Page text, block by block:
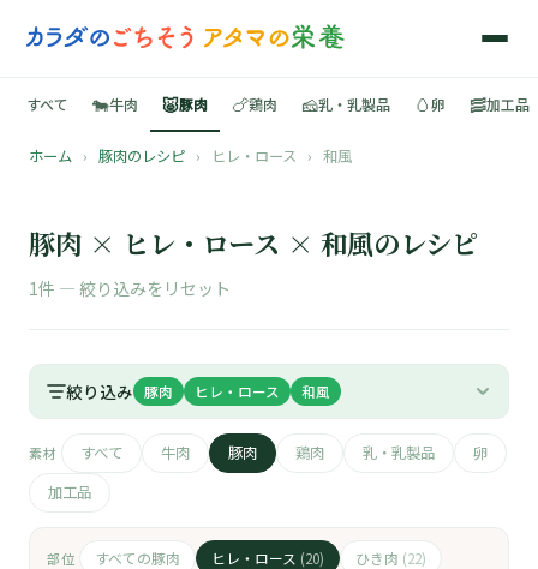
📚
🐄
🐷
🍗
すべて 🐄牛肉 🐷豚肉 🍗鶏肉 🧀乳・乳製品 🥚卵 🥓加工品
ホーム › 豚肉のレシピ › ヒレ・ロース › 和風
豚肉 × ヒレ・ロース × 和風のレシピ
1件 — 絞り込みをリセット
絞り込み 豚肉 ヒレ・ロース 和風
素材 すべて 牛肉 豚肉 鶏肉 乳・乳製品
卵
加工品
部位 すべての豚肉 ヒレ・ロース (20) ひき肉 (22)